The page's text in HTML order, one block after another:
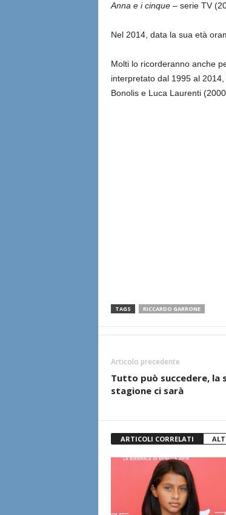
Anna e i cinque– serie TV
Nel 2014, data la sua età
Molti lo ricorderanno anche
interpretato dal 1995 al
Bonolis e Luca Laurenti
TAGS RICCARDO GARRONE
Articolo precedente
Tutto può succedere, la
stagione ci sarà
ARTICOLI CORRELATI